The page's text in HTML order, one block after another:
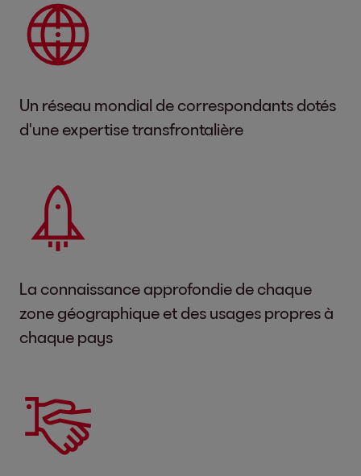
Un réseau mondial de correspondants dotés
d'une expertise transfrontalière
La connaissance approfondie de chaque
zone géographique et des usages propres à
chaque pays